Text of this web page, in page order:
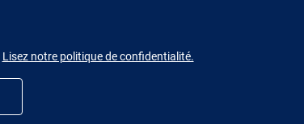
Lisez notre politique de confidentialité.